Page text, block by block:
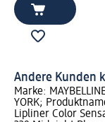
Andere Kunden
Marke:
YORK;
Lipliner Color